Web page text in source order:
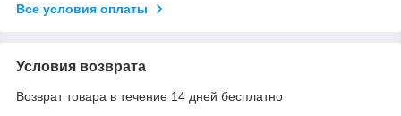
Все условия оплаты
Условия возврата
Возврат товара в течение 14 дней бесплатно